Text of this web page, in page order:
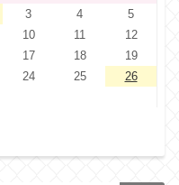
3 4
5
10 11
12
17 18
19
24 25
26